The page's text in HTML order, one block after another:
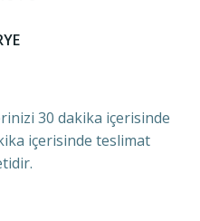
30 dakika içerisinde
içerisinde teslimat